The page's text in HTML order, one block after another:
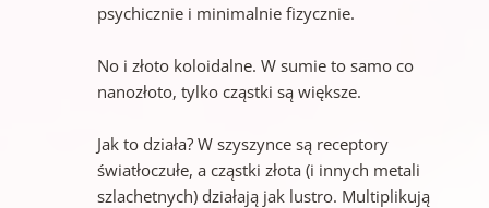
psychicznie i minimalnie fizycznie.
No i złoto koloidalne. W sumie to samo co
nanozłoto, tylko cząstki są większe.
Jak to działa? W szyszynce są receptory
światłoczułe, a cząstki złota (i innych metali
szlachetnych) działają jak lustro. Multiplikują